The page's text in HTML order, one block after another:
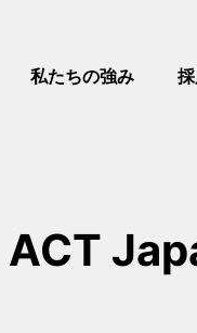
私たちの強み
ACT